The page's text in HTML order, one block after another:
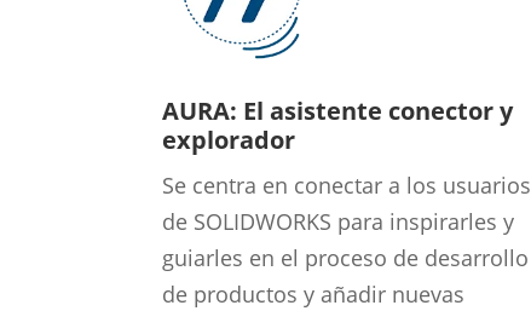
AURA: El asistente conector y
explorador
Se centra en conectar a los usuarios
de SOLIDWORKS para inspirarles y
guiarles en el proceso de desarrollo
de productos y añadir nuevas